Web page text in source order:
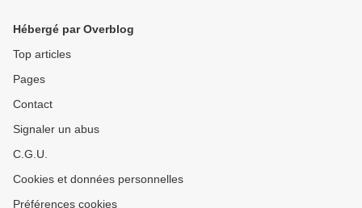
Hébergé par Overblog
Top articles
Pages
Contact
Signaler un abus
C.G.U.
Cookies et données personnelles
Préférences cookies